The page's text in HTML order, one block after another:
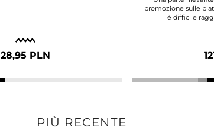
28,95 PLN
promozione sulle
è difficile
PIÙ RECENTE